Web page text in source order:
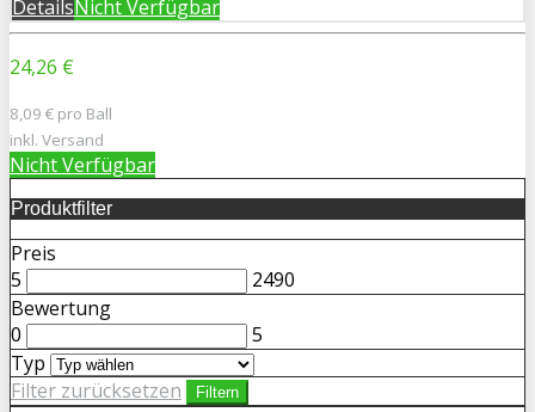
DetailsNicht Verfügbar
24,26 €
8,09 € pro Ball
inkl. Versand
Nicht Verfügbar
Produktfilter
Preis
5
2490
Bewertung
0
5
Typ
Filter zurücksetzen
Filtern